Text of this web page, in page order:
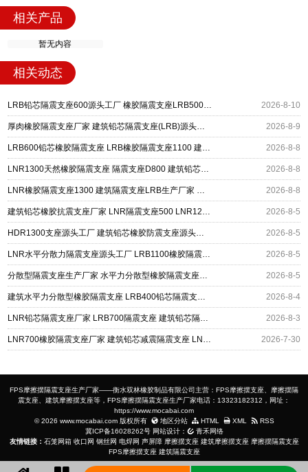
相关产品
暂无内容
相关动态
LRB铅芯隔震支座600源头工厂 橡胶隔震支座LRB500型 建筑铅芯防震支座商家源头工厂 2026-8-10
厚肉橡胶隔震支座厂家 建筑铅芯隔震支座(LRB)源头工厂 高阻尼支座HDR多少钱 2026-8-9
LRB600铅芯橡胶隔震支座 LRB橡胶隔震支座1100 建筑铅芯橡胶隔震支座定制生产厂家 2026-8-8
LNR1300天然橡胶隔震支座 隔震支座D800 建筑铅芯隔震支座定制厂家 2026-8-8
LNR橡胶隔震支座1300 建筑隔震支座LRB生产厂家 建筑铅芯建筑隔震支座源头工厂 2026-8-8
建筑铅芯橡胶抗震支座厂家 LNR隔震支座500 LNR1200隔震支座什么价格 2026-8-5
HDR1300支座源头工厂 建筑铅芯橡胶防震支座源头工厂 LRB400铅芯支座厂家 2026-8-5
LNR水平分散力隔震支座源头工厂 LRB1100橡胶隔震支座生产厂家 建筑铅芯防震支座厂商源头工厂 2026-8-5
分散型隔震支座生产厂家 水平力分散型橡胶隔震支座源头工厂 建筑铅芯隔震支座(LRB)厂家 2026-8-5
建筑水平力分散型橡胶隔震支座 LRB400铅芯隔震支座厂家电话 建筑铅芯隔震支座什么价格 2026-8-4
LNR铅芯隔震支座厂家 LRB700隔震支座 建筑铅芯隔震支座LRB900厂家 2026-8-3
LNR700橡胶隔震支座厂家 建筑铅芯减震隔震支座 LNR1200天然橡胶支座多少钱 2026-7-30
FPS摩擦摆隔震支座生产厂家——衡水双林橡胶制品有限公司主营：FPS摩擦摆支座、摩擦摆隔
震支座、建筑摩擦摆支座等，FPS摩擦摆隔震支座生产厂家电话：13323182312，网址：
https://www.mocabai.com
© 2026 www.mocabai.com 版权所有
地区分站 HTML XML
RSS
冀ICP备16028262号网站设计：
青禾网络
友情链接： 石笼网箱 收口网 钢丝网 电焊网 声屏障 摩擦摆支座 建筑摩擦摆支座 摩擦摆隔震支座
FPS摩擦摆支座 建筑隔震支座